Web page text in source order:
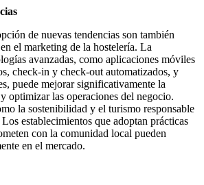
de nuevas tendencias son también
el marketing de la hostelería. La
avanzadas, como aplicaciones móviles
check-in y check-out automatizados, y
puede mejorar significativamente la
optimizar las operaciones del negocio.
la sostenibilidad y el turismo responsable
establecimientos que adoptan prácticas
con la comunidad local pueden
en el mercado.